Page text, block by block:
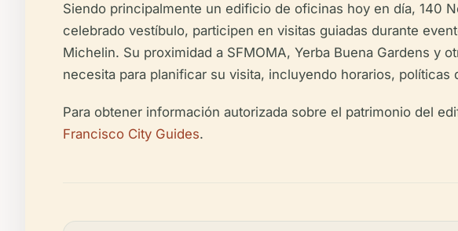
Siendo principalmente un edificio de oficinas hoy en día, 140
celebrado vestíbulo, participen en visitas guiadas durante
Michelin. Su proximidad a SFMOMA, Yerba Buena Gardens y
necesita para planificar su visita, incluyendo horarios,
Para obtener información autorizada sobre el patrimonio del
Francisco City Guides.